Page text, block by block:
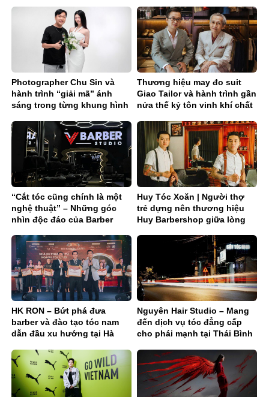
Photographer Chu Sin và
hành trình “giải mã” ánh
sáng trong từng khung hình
Thương hiệu may đo suit
Giao Tailor và hành trình gần
nửa thế kỷ tôn vinh khí chất
“Cắt tóc cũng chính là một
nghệ thuật” – Những góc
nhìn độc đáo của Barber
Huy Tóc Xoăn | Người thợ
trẻ dựng nên thương hiệu
Huy Barbershop giữa lòng
HK RON – Bứt phá đưa
barber và đào tạo tóc nam
dẫn đầu xu hướng tại Hà
Nguyên Hair Studio – Mang
đến dịch vụ tóc đẳng cấp
cho phái mạnh tại Thái Bình